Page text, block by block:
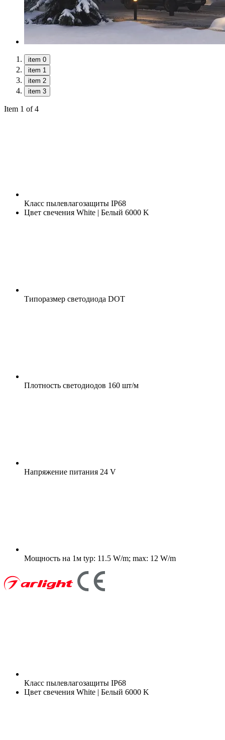
item 0
item 1
item 2
item 3
Item 1 of 4
Класс пылевлагозащиты IP68
Цвет свечения White | Белый 6000 K
Типоразмер светодиода DOT
Плотность светодиодов 160 шт/м
Напряжение питания 24 V
Мощность на 1м typ: 11.5 W/m; max: 12 W/m
Класс пылевлагозащиты IP68
Цвет свечения White | Белый 6000 K